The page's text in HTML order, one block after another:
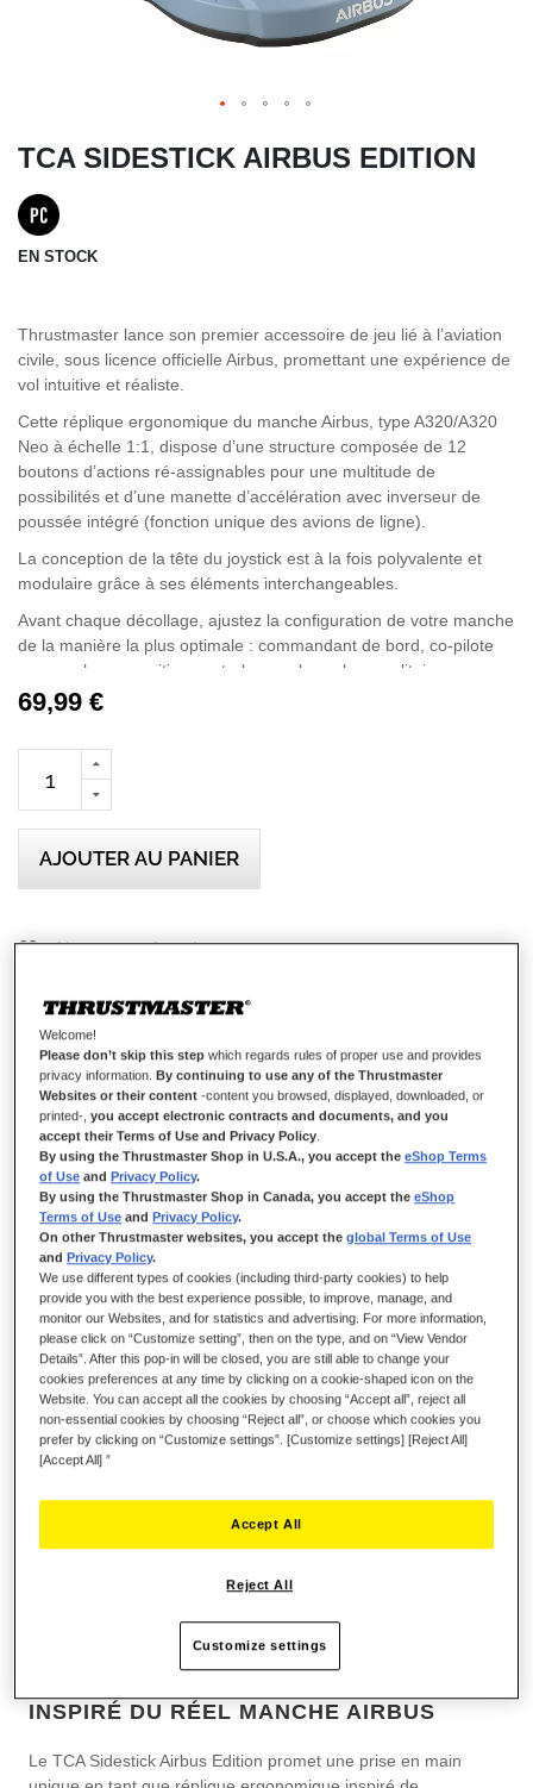
TCA SIDESTICK AIRBUS EDITION
EN STOCK
Thrustmaster lance son premier accessoire de jeu lié à l’aviation
civile, sous licence officielle Airbus, promettant une expérience de
vol intuitive et réaliste.
Cette réplique ergonomique du manche Airbus, type A320/A320
Neo à échelle 1:1, dispose d’une structure composée de 12
boutons d’actions ré-assignables pour une multitude de
possibilités et d’une manette d’accélération avec inverseur de
poussée intégré (fonction unique des avions de ligne).
La conception de la tête du joystick est à la fois polyvalente et
modulaire grâce à ses éléments interchangeables.
Avant chaque décollage, ajustez la configuration de votre manche
de la manière la plus optimale : commandant de bord, co-pilote
ou manche en position centrale pour les vols en solitaire.
Le palonnier est activable par système de rotation du manche
Ce palonnier intégré au manche dispose également d’une
fonction de verrouillage, pour une session de vol commercial plus
Le TCA Sidestick Airbus Edition dispose de la célèbre technologie
potentiomètre, permet également de profiter d’une durée de vie
illimité du manche.
Ce produit est un périphérique fonctionnel avec les ordinateurs
PC Windows.
69,99 €
AJOUTER AU PANIER
Ajouter aux favoris
% of100
Détails
INSPIRÉ DU RÉEL MANCHE AIRBUS
Le TCA Sidestick Airbus Edition promet une prise en main
Welcome!
Please don’t skip this step which regards rules of proper use and provides
privacy information. By continuing to use any of the Thrustmaster
Websites or their content -content you browsed, displayed, downloaded, or
printed-,you accept electronic contracts and documents, and you
accept their Terms of Use and Privacy Policy.
By using the Thrustmaster Shop in U.S.A., you accept theeShop Terms
of Use and Privacy Policy.
By using the Thrustmaster Shop in Canada, you accept theeShop
Terms of Use and Privacy Policy.
On other Thrustmaster websites, you accept theglobal Terms of Use
and Privacy Policy.
We use different types of cookies (including third-party cookies) to help
provide you with the best experience possible, to improve, manage, and
monitor our Websites, and for statistics and advertising. For more information,
please click on “Customize setting”, then on the type, and on “View Vendor
Details”. After this pop-in will be closed, you are still able to change your
cookies preferences at any time by clicking on a cookie-shaped icon on the
Website. You can accept all the cookies by choosing “Accept all”, reject all
non-essential cookies by choosing “Reject all”, or choose which cookies you
prefer by clicking on “Customize settings”. [Customize settings] [Reject All]
[Accept All] ”
Reject All
Accept All
Customize settings